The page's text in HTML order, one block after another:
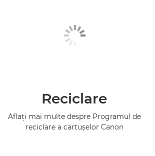
Reciclare
Aflaţi mai multe despre Programul de
reciclare a cartuşelor Canon